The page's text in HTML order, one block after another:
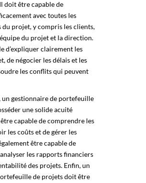
doit être capable de
avec toutes les
du projet, y compris les clients,
du projet et la direction.
d’expliquer clairement les
de négocier les délais et les
les conflits qui peuvent
un gestionnaire de portefeuille
une solide acuité
capable de comprendre les
les coûts et de gérer les
être capable de
les rapports financiers
des projets. Enfin, un
de projets doit être